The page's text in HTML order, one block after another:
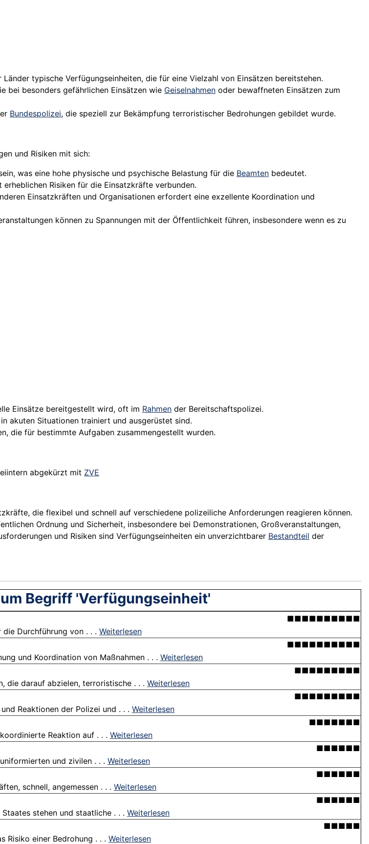
typische Verfügungseinheiten, die für eine Vielzahl von Einsätzen bereitstehen.
bei besonders gefährlichen Einsätzen wie Geiselnahmen oder bewaffneten Einsätzen zum
Bundespolizei, die speziell zur Bekämpfung terroristischer Bedrohungen gebildet wurde.
und Risiken mit sich:
was eine hohe physische und psychische Belastung für die Beamten bedeutet.
erheblichen Risiken für die Einsatzkräfte verbunden.
Einsatzkräften und Organisationen erfordert eine exzellente Koordination und
können zu Spannungen mit der Öffentlichkeit führen, insbesondere wenn es zu
Einsätze bereitgestellt wird, oft im Rahmen der Bereitschaftspolizei.
akuten Situationen trainiert und ausgerüstet sind.
die für bestimmte Aufgaben zusammengestellt wurden.
abgekürzt mit ZVE
die flexibel und schnell auf verschiedene polizeiliche Anforderungen reagieren können.
Ordnung und Sicherheit, insbesondere bei Demonstrationen, Großveranstaltungen,
und Risiken sind Verfügungseinheiten ein unverzichtbarer Bestandteil der
Begriff 'Verfügungseinheit'
■■■■■■■■■■
Durchführung von . . . Weiterlesen
■■■■■■■■■■
und Koordination von Maßnahmen . . . Weiterlesen
■■■■■■■■■
die darauf abzielen, terroristische . . . Weiterlesen
■■■■■■■■■
Reaktionen der Polizei und . . . Weiterlesen
■■■■■■■
Reaktion auf . . . Weiterlesen
■■■■■■
und zivilen . . . Weiterlesen
■■■■■■
schnell, angemessen . . . Weiterlesen
■■■■■■
stehen und staatliche . . . Weiterlesen
■■■■■
Risiko einer Bedrohung . . . Weiterlesen